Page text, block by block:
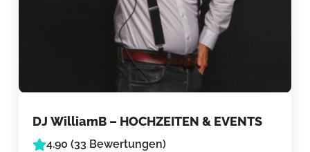
DJ WilliamB – HOCHZEITEN & EVENTS
4.90 (33 Bewertungen)